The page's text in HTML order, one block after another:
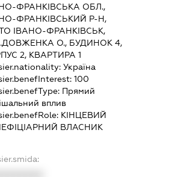
ФРАНКІВСЬКА ОБЛ.,
ФРАНКІВСЬКИЙ Р-Н,
ІВАНО-ФРАНКІВСЬК,
О., БУДИНОК 4,
2, КВАРТИРА 1
Україна
100
Прямий
вплив
КІНЦЕВИЙ
ВЛАСНИК